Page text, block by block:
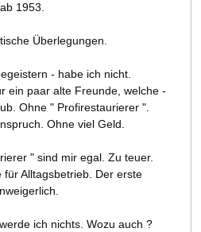
1953.
Überlegungen.
- habe ich nicht.
ein paar alte Freunde, welche -
Ohne " Profirestaurierer ".
Ohne viel Geld.
" sind mir egal. Zu teuer.
Alltagsbetrieb. Der erste
ich nichts. Wozu auch ?